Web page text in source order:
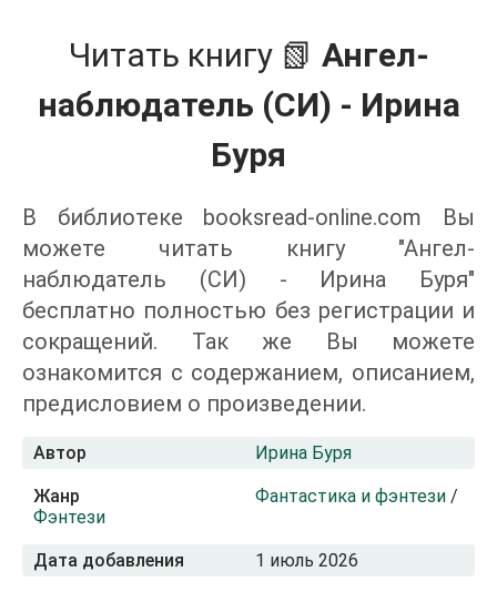
Читать книгу 📗 Ангел-
наблюдатель (СИ) - Ирина
Буря
В библиотеке booksread-online.com Вы
можете читать книгу "Ангел-
наблюдатель (СИ) - Ирина Буря"
бесплатно полностью без регистрации и
сокращений. Так же Вы можете
ознакомится с содержанием, описанием,
предисловием о произведении.
Автор Ирина Буря
Жанр Фантастика и фэнтези /
Фэнтези
Дата добавления 1 июль 2026